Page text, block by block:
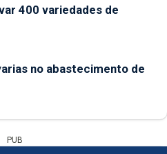
400 variedades de
no abastecimento de
PUB